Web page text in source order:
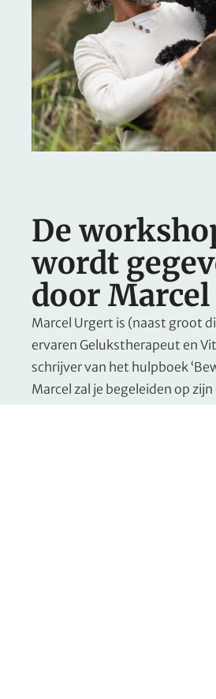
De
wordt
door
Marcel Urgert is (naast groot
ervaren Gelukstherapeut en
schrijver van het hulpboek
Marcel zal je begeleiden op